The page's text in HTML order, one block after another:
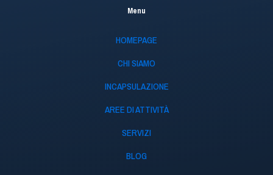
Menu
HOMEPAGE
CHI SIAMO
INCAPSULAZIONE
AREE DI ATTIVITÀ
SERVIZI
BLOG